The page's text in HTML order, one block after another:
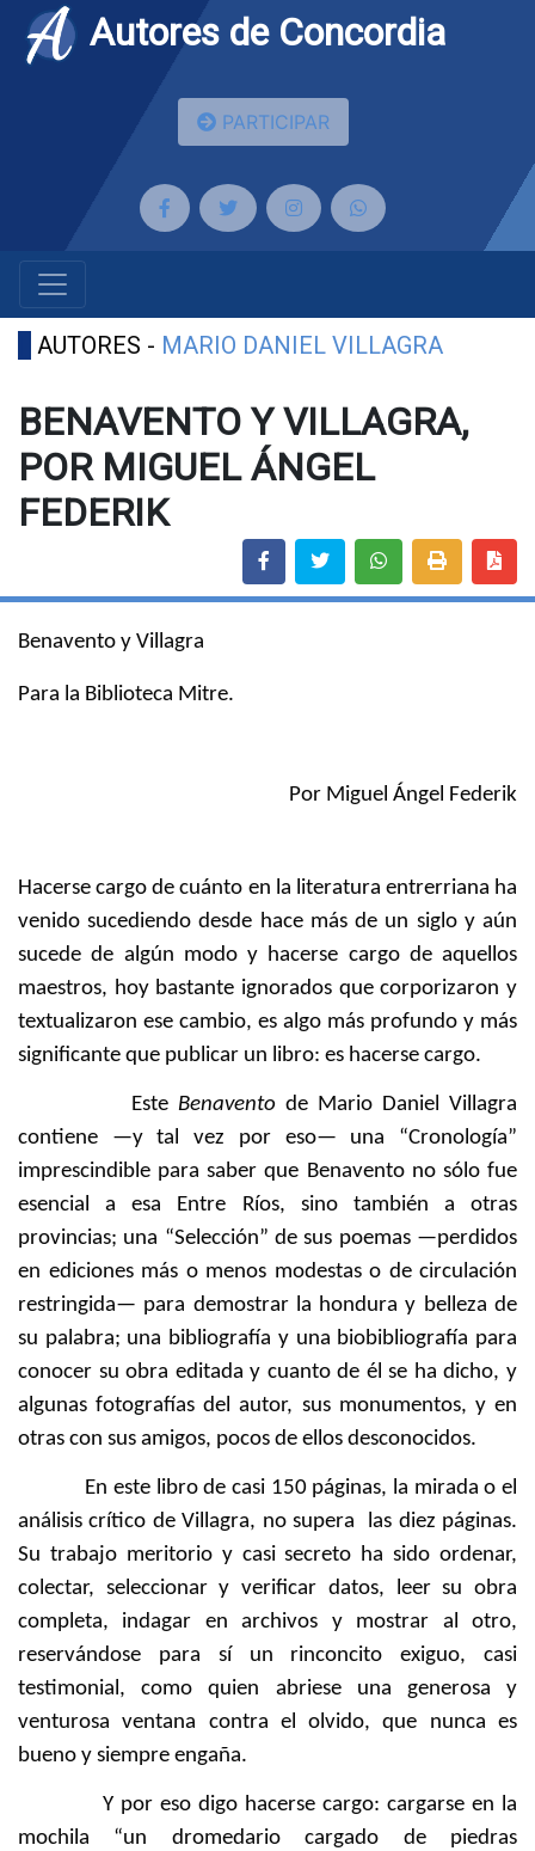
Autores de Concordia
PARTICIPAR
AUTORES - MARIO DANIEL VILLAGRA
BENAVENTO Y VILLAGRA,
POR MIGUEL ÁNGEL
FEDERIK
Benavento y Villagra
Para la Biblioteca Mitre.
Por Miguel Ángel Federik
Hacerse cargo de cuánto en la literatura entrerriana ha
venido sucediendo desde hace más de un siglo y aún
sucede de algún modo y hacerse cargo de aquellos
maestros, hoy bastante ignorados que corporizaron y
textualizaron ese cambio, es algo más profundo y más
significante que publicar un libro: es hacerse cargo.
EsteBenavento de Mario Daniel Villagra
contiene —y tal vez por eso— una “Cronología”
imprescindible para saber que Benavento no sólo fue
esencial a esa Entre Ríos, sino también a otras
provincias; una “Selección” de sus poemas —perdidos
en ediciones más o menos modestas o de circulación
restringida— para demostrar la hondura y belleza de
su palabra; una bibliografía y una biobibliografía para
conocer su obra editada y cuanto de él se ha dicho, y
algunas fotografías del autor, sus monumentos, y en
otras con sus amigos, pocos de ellos desconocidos.
En este libro de casi 150 páginas, la mirada o el
análisis crítico de Villagra, no supera las diez páginas.
Su trabajo meritorio y casi secreto ha sido ordenar,
colectar, seleccionar y verificar datos, leer su obra
completa, indagar en archivos y mostrar al otro,
reservándose para sí un rinconcito exiguo, casi
testimonial, como quien abriese una generosa y
venturosa ventana contra el olvido, que nunca es
bueno y siempre engaña.
Y por eso digo hacerse cargo: cargarse en la
mochila “un dromedario cargado de piedras